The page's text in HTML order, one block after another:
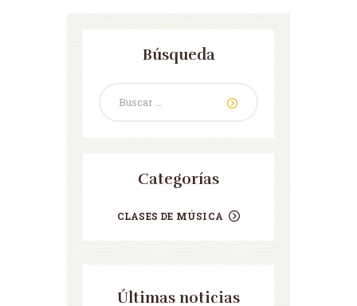
Búsqueda
Categorías
CLASES DE MÚSICA
Últimas noticias